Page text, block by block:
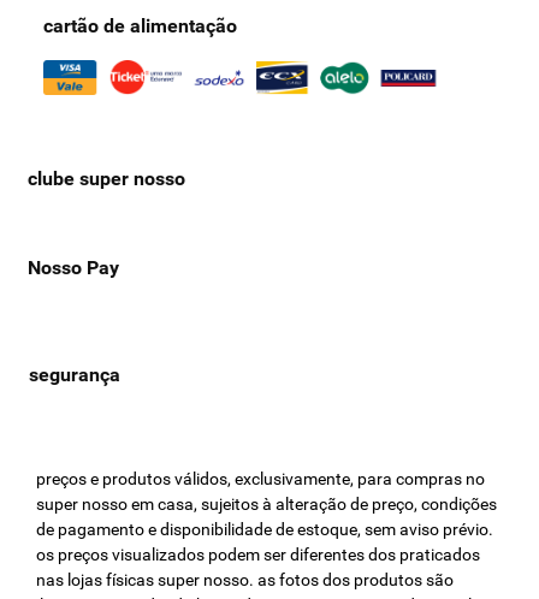
cartão de alimentação
clube super nosso
Nosso Pay
preços e produtos válidos, exclusivamente, para compras no
super nosso em casa, sujeitos à alteração de preço, condições
de pagamento e disponibilidade de estoque, sem aviso prévio.
os preços visualizados podem ser diferentes dos praticados
nas lojas físicas super nosso. as fotos dos produtos são